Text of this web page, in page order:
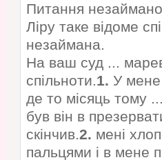
Питання
Ліру таке відоме
незаймана.
На ваш суд ...
спільноти.1. У
де то місяць тому
був він в
скінчив.2. мені
пальцями і в мене